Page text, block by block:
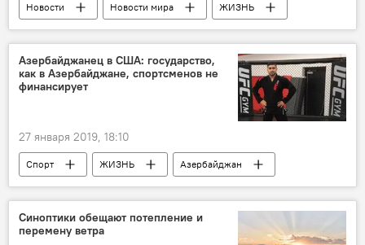
Новости Новости мира ЖИЗНЬ
Азербайджанец в США: государство,
как в Азербайджане, спортсменов не
финансирует
27 января 2019, 18:10
Спорт ЖИЗНЬ
Азербайджан
Новости
Новости мира
Синоптики обещают потепление и
перемену ветра